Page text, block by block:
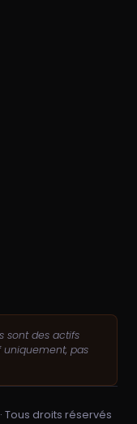
sont des actifs
uniquement, pas
Tous droits réservés